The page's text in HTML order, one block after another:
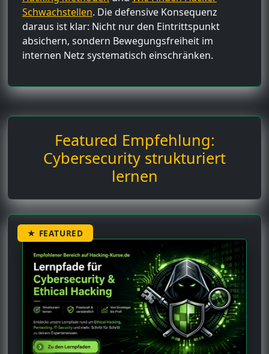
Schwachstellen. Die defensive Konsequenz
daraus ist klar: Nicht nur den Eintrittspunkt
absichern, sondern Bewegungsfreiheit im
internen Netz systematisch einschränken.
Featured Empfehlung:
Cybersecurity strukturiert
lernen
★ FEATURED